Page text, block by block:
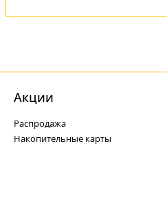
Акции
Распродажа
Накопительные карты